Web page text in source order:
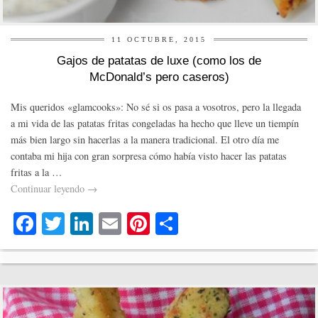
11 OCTUBRE, 2015
Gajos de patatas de luxe (como los de
McDonald’s pero caseros)
Mis queridos «glamcooks»: No sé si os pasa a vosotros, pero la llegada
a mi vida de las patatas fritas congeladas ha hecho que lleve un tiempín
más bien largo sin hacerlas a la manera tradicional. El otro día me
contaba mi hija con gran sorpresa cómo había visto hacer las patatas
fritas a la …
Continuar leyendo →
Fa
ce
bo
ok
T
wi
tte
r
Li
nk
ed
In
E
m
ail
Pi
nt
er
es
o
m
pa